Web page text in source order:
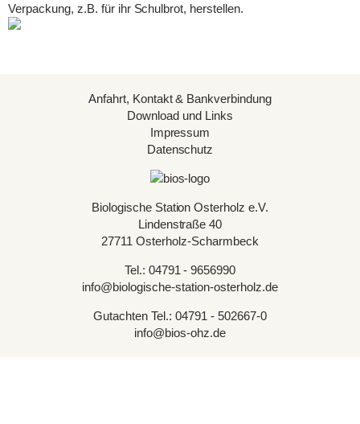
Verpackung, z.B. für ihr Schulbrot, herstellen.
Anfahrt, Kontakt & Bankverbindung
Download und Links
Impressum
Datenschutz
Biologische Station Osterholz e.V.
Lindenstraße 40
27711 Osterholz-Scharmbeck
Tel.: 04791 - 9656990
info@biologische-station-osterholz.de
Gutachten Tel.: 04791 - 502667-0
info@bios-ohz.de